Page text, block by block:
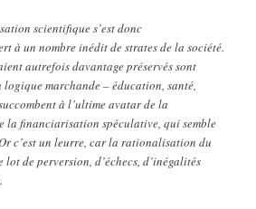
scientifique s’est donc
à un nombre inédit de strates de la société.
autrefois davantage préservés sont
marchande – éducation, santé,
à l’ultime avatar de la
financiarisation spéculative, qui semble
c’est un leurre, car la rationalisation du
de perversion, d’échecs, d’inégalités